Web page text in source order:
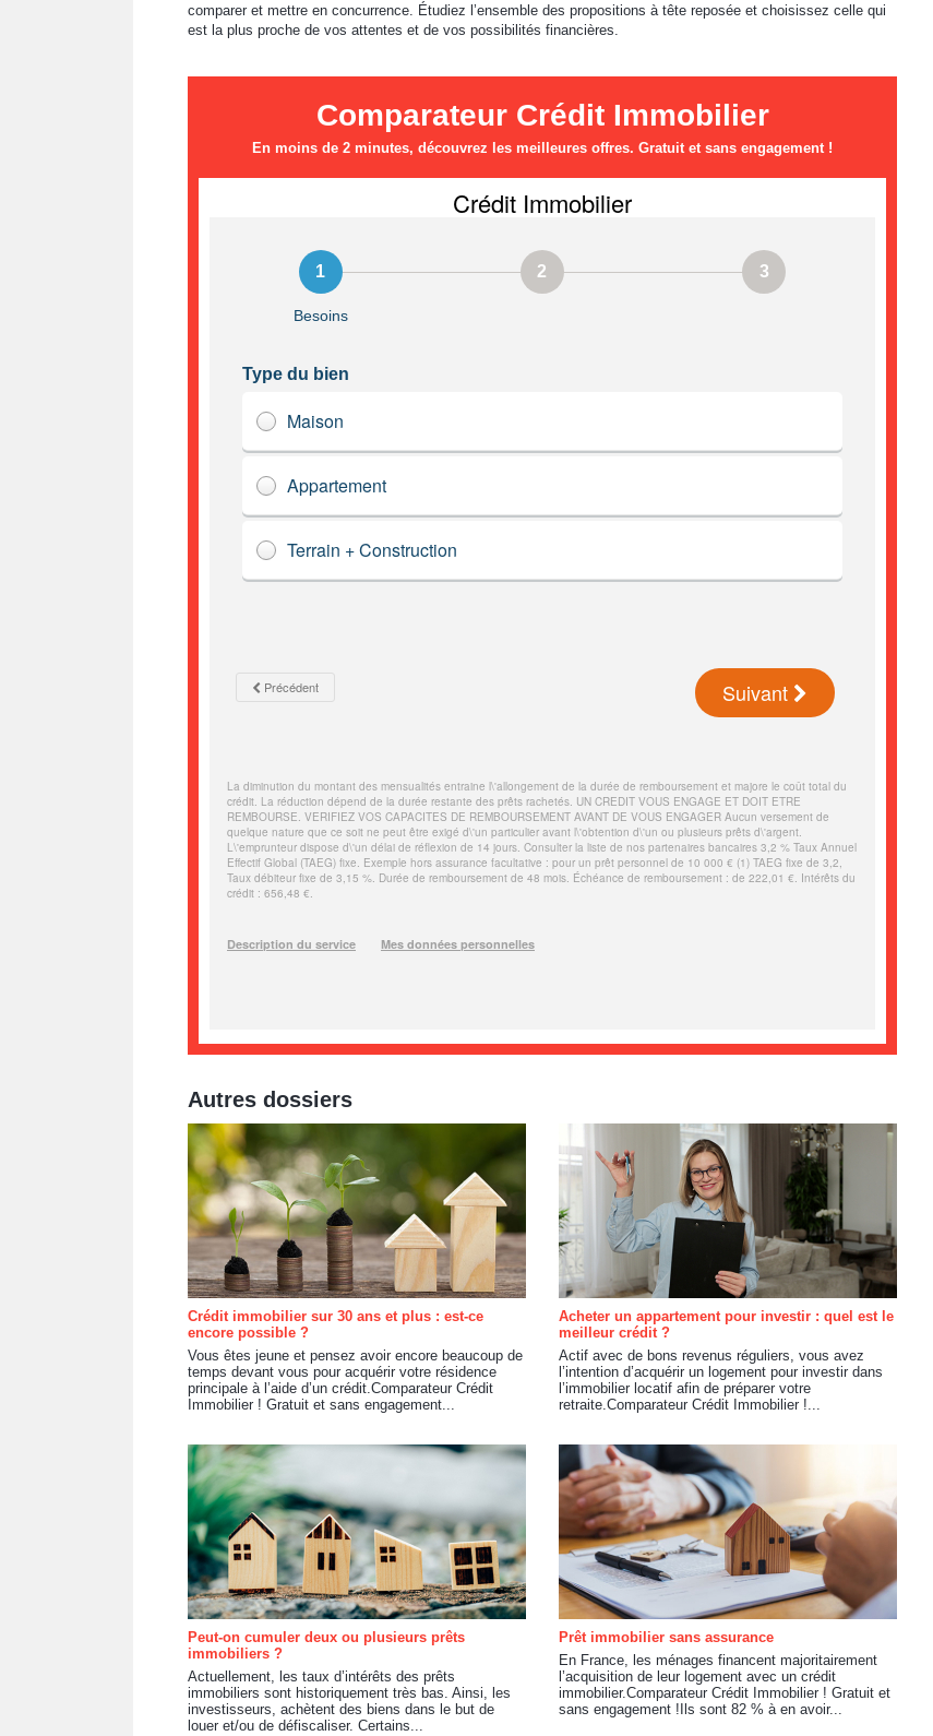
comparer et mettre en concurrence. Étudiez l’ensemble des propositions à tête reposée et choisissez celle qui
est la plus proche de vos attentes et de vos possibilités financières.
Comparateur Crédit Immobilier
En moins de 2 minutes, découvrez les meilleures offres. Gratuit et sans engagement !
Autres dossiers
Crédit immobilier sur 30 ans et plus : est-ce
encore possible ?
Vous êtes jeune et pensez avoir encore beaucoup de
temps devant vous pour acquérir votre résidence
principale à l’aide d’un crédit.Comparateur Crédit
Immobilier ! Gratuit et sans engagement...
Acheter un appartement pour investir : quel est le
meilleur crédit ?
Actif avec de bons revenus réguliers, vous avez
l’intention d’acquérir un logement pour investir dans
l’immobilier locatif afin de préparer votre
retraite.Comparateur Crédit Immobilier !...
Peut-on cumuler deux ou plusieurs prêts
immobiliers ?
Actuellement, les taux d’intérêts des prêts
immobiliers sont historiquement très bas. Ainsi, les
investisseurs, achètent des biens dans le but de
louer et/ou de défiscaliser. Certains...
Prêt immobilier sans assurance
En France, les ménages financent majoritairement
l’acquisition de leur logement avec un crédit
immobilier.Comparateur Crédit Immobilier ! Gratuit et
sans engagement !Ils sont 82 % à en avoir...